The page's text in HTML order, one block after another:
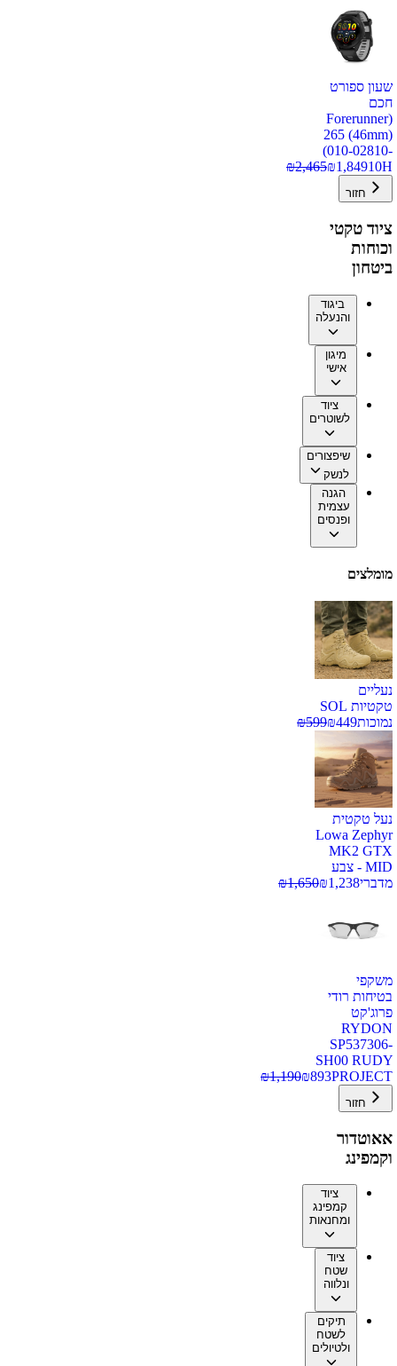
שעון ספורט
חכם
(Forerunner
265 (46mm)
(010-02810-
10H
₪1,849
₪2,465
חזור
ציוד טקטי
וכוחות
ביטחון
ביגוד
והנעלה
מיגון
אישי
ציוד
לשוטרים
שיפצורים
לנשק
הגנה
עצמית
ופנסים
מומלצים
נעליים
טקטיות SOL
נמוכות
₪449
₪599
נעל טקטית
Lowa Zephyr
MK2 GTX
MID - צבע
מדברי
₪1,238
₪1,650
משקפי
בטיחות רודי
פרוג'קט
RYDON
SP537306-
SH00 RUDY
PROJECT
₪893
₪1,190
חזור
אאוטדור
וקמפינג
ציוד
קמפינג
ומחנאות
ציוד
שטח
ונלווה
תיקים
לשטח
ולטיולים